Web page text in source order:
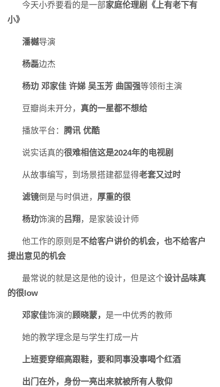
今天小乔要看的是一部家庭伦理剧《上有老下有
小》
潘樾导演
杨磊边杰
杨玏 邓家佳 许娣 吴玉芳 曲国强等领衔主演
豆瓣尚未开分， 真的一星都不想给
播放平台： 腾讯 优酷
说实话真的很难相信这是2024年的电视剧
从故事编写，到场景搭建都显得老套又过时
滤镜倒是与时俱进， 厚重的很
杨玏饰演的吕翔 ，是家装设计师
他工作的原则是不给客户讲价的机会，也不给客户
提出意见的机会
最常说的就是这是他的设计，但是这个设计品味真
的很low
邓家佳饰演的顾晓蒙， 是一中优秀的教师
她的教学理念是与学生打成一片
上班要穿细高跟鞋，要和同事没事喝个红酒
出门在外，身份一亮出来就被所有人敬仰